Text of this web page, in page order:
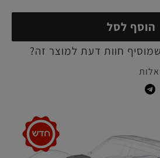
הוסף לסל
חוות דעת למוצר זה?